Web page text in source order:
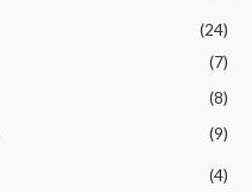
(24)
(7)
(8)
(9)
(4)